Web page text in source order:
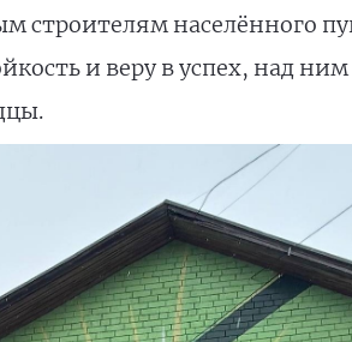
строителям населённого
и веру в успех, над